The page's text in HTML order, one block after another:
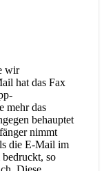
wir
hat das Fax
mehr das
behauptet
nimmt
die E-Mail im
so